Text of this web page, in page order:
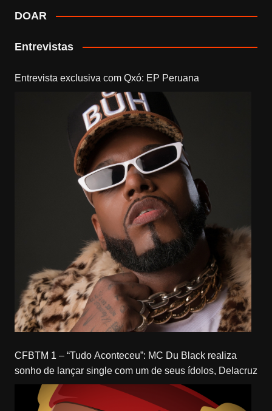
DOAR
Entrevistas
Entrevista exclusiva com Qxó: EP Peruana
CFBTM 1 – “Tudo Aconteceu”: MC Du Black realiza
sonho de lançar single com um de seus ídolos, Delacruz